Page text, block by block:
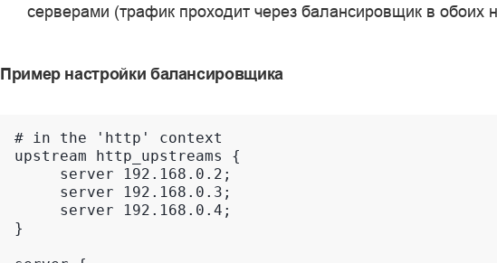
серверами (трафик проходит через балансировщик в обоих
Пример настройки балансировщика
# in the 'http' context
upstream http_upstreams {
     server 192.168.0.2;
     server 192.168.0.3;
     server 192.168.0.4;
}